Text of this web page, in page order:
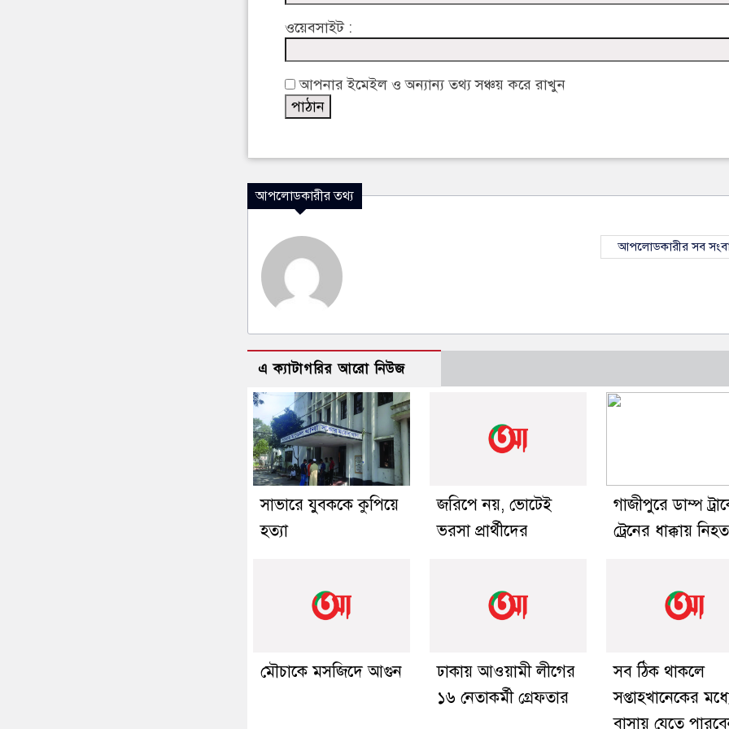
ওয়েবসাইট :
আপনার ইমেইল ও অন্যান্য তথ্য সঞ্চয় করে রাখুন
আপলোডকারীর তথ্য
আপলোডকারীর সব
এ ক্যাটাগরির আরো নিউজ
সাভারে যুবককে কুপিয়ে
হত্যা
জরিপে নয়, ভোটেই
ভরসা প্রার্থীদের
গাজীপুরে ডাম্প
ট্রেনের ধাক্কায়
মৌচাকে মসজিদে আগুন
ঢাকায় আওয়ামী লীগের
১৬ নেতাকর্মী গ্রেফতার
সব ঠিক থাকলে
সপ্তাহখানেকের
বাসায় যেতে